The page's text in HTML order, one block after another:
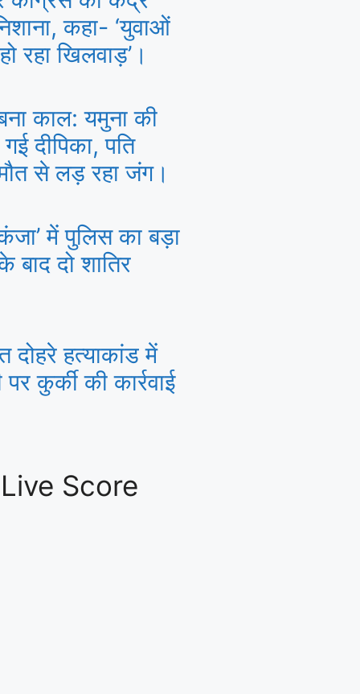
कहा- ‘युवाओं
रहा खिलवाड़’।
काल: यमुना की
दीपिका, पति
से लड़ रहा जंग।
में पुलिस का बड़ा
बाद दो शातिर
दोहरे हत्याकांड में
कुर्की की कार्रवाई
Score